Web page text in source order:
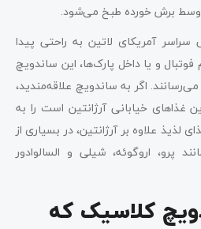
برش خورده طبخ می‌شود.
سراسر آمریکای لاتین به راحتی پیدا
و یا داخل پارک‌ها، این ساندویچ
اگر به ساندویچ علاقه‌مندید،
غذاهای خیابانی آرژانتین است را به
علاوه بر آرژانتین، در بسیاری از
پرو، اروگوئه، شیلی و السالوادور
کلاسیک که